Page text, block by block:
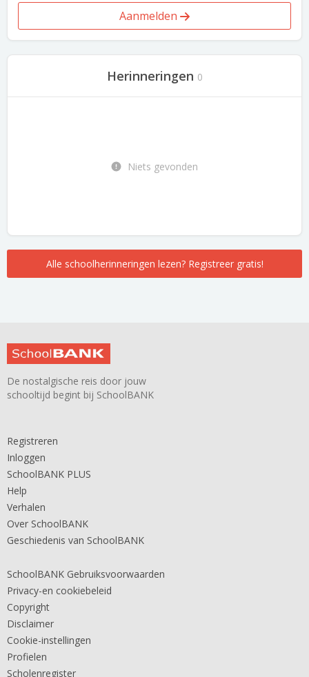
Aanmelden
Herinneringen 0
Niets gevonden
Alle schoolherinneringen lezen? Registreer gratis!
De nostalgische reis door jouw
schooltijd begint bij SchoolBANK
Registreren
Inloggen
SchoolBANK PLUS
Help
Verhalen
Over SchoolBANK
Geschiedenis van SchoolBANK
SchoolBANK Gebruiksvoorwaarden
Privacy-en cookiebeleid
Copyright
Disclaimer
Cookie-instellingen
Profielen
Scholenregister